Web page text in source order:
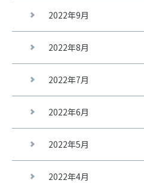
2022年9月
2022年8月
2022年7月
2022年6月
2022年5月
2022年4月